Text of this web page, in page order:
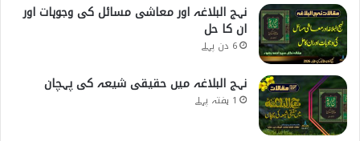
نہج البلاغہ اور معاشی مسائل کی وجوہات اور
ان کا حل
6 دن پہلے
نہج البلاغہ میں حقیقی شیعہ کی پہچان
1 ہفتہ پہلے